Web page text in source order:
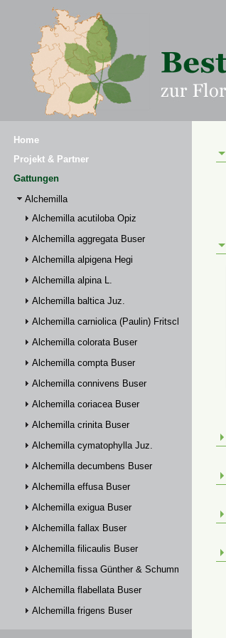
Home
Projekt & Partner
Gattungen
Alchemilla
Alchemilla acutiloba Opiz
Alchemilla aggregata Buser
Alchemilla alpigena Hegi
Alchemilla alpina L.
Alchemilla baltica Juz.
Alchemilla carniolica (Paulin) Fritsch
Alchemilla colorata Buser
Alchemilla compta Buser
Alchemilla connivens Buser
Alchemilla coriacea Buser
Alchemilla crinita Buser
Alchemilla cymatophylla Juz.
Alchemilla decumbens Buser
Alchemilla effusa Buser
Alchemilla exigua Buser
Alchemilla fallax Buser
Alchemilla filicaulis Buser
Alchemilla fissa Günther & Schummel
Alchemilla flabellata Buser
Alchemilla frigens Buser